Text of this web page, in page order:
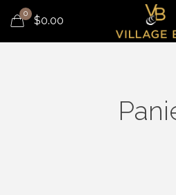
0
$0.00